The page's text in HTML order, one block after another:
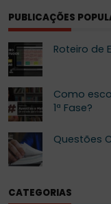
PUBLICAÇÕES
Roteiro de
Como
1ª Fase?
Questões
CATEGORIAS